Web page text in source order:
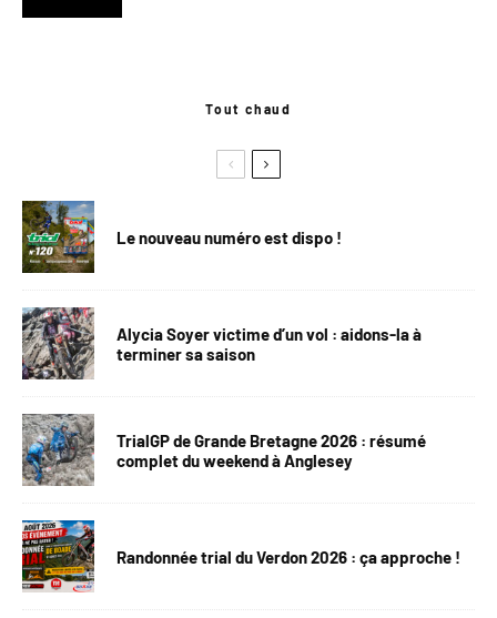
Tout chaud
Le nouveau numéro est dispo !
Alycia Soyer victime d’un vol : aidons-la à
terminer sa saison
TrialGP de Grande Bretagne 2026 : résumé
complet du weekend à Anglesey
Randonnée trial du Verdon 2026 : ça approche !